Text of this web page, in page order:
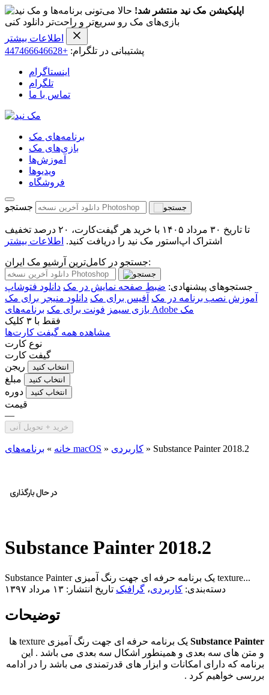
اپلیکیشن مک نید منتشر شد! حالا می‌تونی برنامه‌ها و
بازی‌های مک رو سریع‌تر و راحت‌تر دانلود کنی
اطلاعات بیشتر
پشتیبانی در تلگرام: +447466646628
اینستاگرام
تلگرام
تماس با ما
برنامه‌های مک
بازی‌های مک
آموزش‌ها
ویدیو‌ها
فروشگاه
جستجو
تا تاریخ ۳۰ مرداد ۱۴۰۵ با خرید هر گیفت‌کارت، ۲۰ درصد تخفیف
اشتراک اپ‌استور مک نید را دریافت کنید. اطلاعات بیشتر
جستجو در کامل‌ترین آرشیو مک ایران:
جستجوهای پیشنهادی: ضبط صفحه نمایش در مک دانلود فتوشاپ
آموزش نصب برنامه در مک آفیس برای مک دانلود منیجر برای مک
بازی سیمز فونت برای مک
برنامه‌های Adobe مک
فقط با ۳ کلیک
مشاهده همه گیفت کارت‌ها
نوع کارت
گیفت کارت
ریجن
انتخاب کنید
مبلغ انتخاب کنید
دوره انتخاب کنید
قیمت
—
خرید + تحویل آنی
خانه » برنامه‌های macOS » کاربردی » Substance Painter 2018.2
Substance Painter 2018.2
Substance Painter یک برنامه حرفه ای جهت رنگ آمیزی texture...
دسته‌بندی: کاربردی، گرافیک تاریخ انتشار: ۱۳ مرداد ۱۳۹۷
توضیحات
Substance Painter
یک برنامه حرفه ای جهت رنگ آمیزی texture ها
و متن های سه بعدی و همینطور اشکال سه بعدی می باشد . این
برنامه که دارای امکانات و ابزار های قدرتمندی می باشد را در ادامه
بررسی خواهیم کرد .